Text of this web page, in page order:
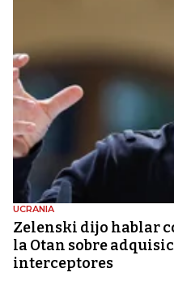
UCRANIA
Zelenski dijo hablar
la Otan sobre
interceptores